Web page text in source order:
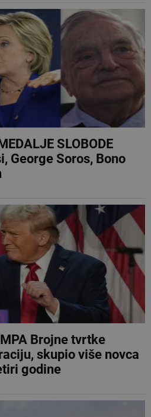
SLOBODE
George Soros, Bono
Brojne tvrtke
skupio više novca
godine